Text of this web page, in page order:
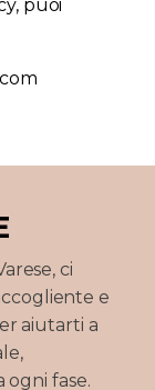
puoi
ci
e
aiutarti a
fase.